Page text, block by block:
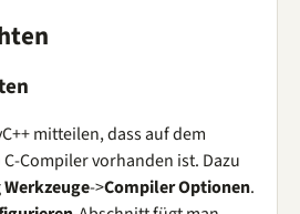
mitteilen, dass auf dem
Compiler vorhanden ist. Dazu
Werkzeuge->Compiler Optionen.